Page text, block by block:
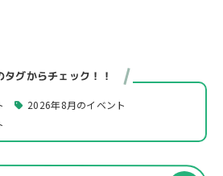
タグからチェック！！
2026年8月のイベント